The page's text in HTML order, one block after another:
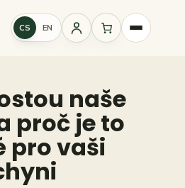
CS EN
Přihlášení
naše
proč je to
pro vaši